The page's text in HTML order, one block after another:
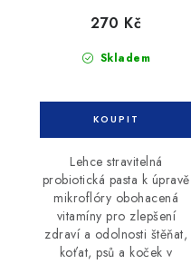
Skladem
270 Kč
Lehce stravitelná
probiotická pasta k úpravě
mikroflóry obohacená
vitamíny pro zlepšení
zdraví a odolnosti štěňat,
koťat, psů a koček v